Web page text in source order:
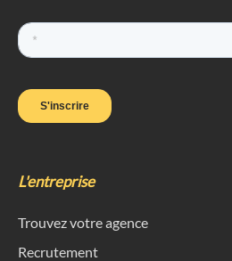
L'entreprise
Trouvez votre agence
Recrutement